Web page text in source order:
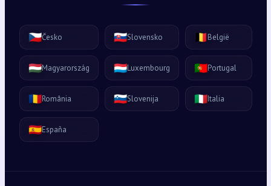
🇨🇿Česko 🇸🇰Slovensko 🇧🇪België
🇭🇺Magyarország 🇱🇺Luxembourg 🇵🇹Portugal
🇷🇴România 🇸🇮Slovenija 🇮🇹Italia
🇪🇸España